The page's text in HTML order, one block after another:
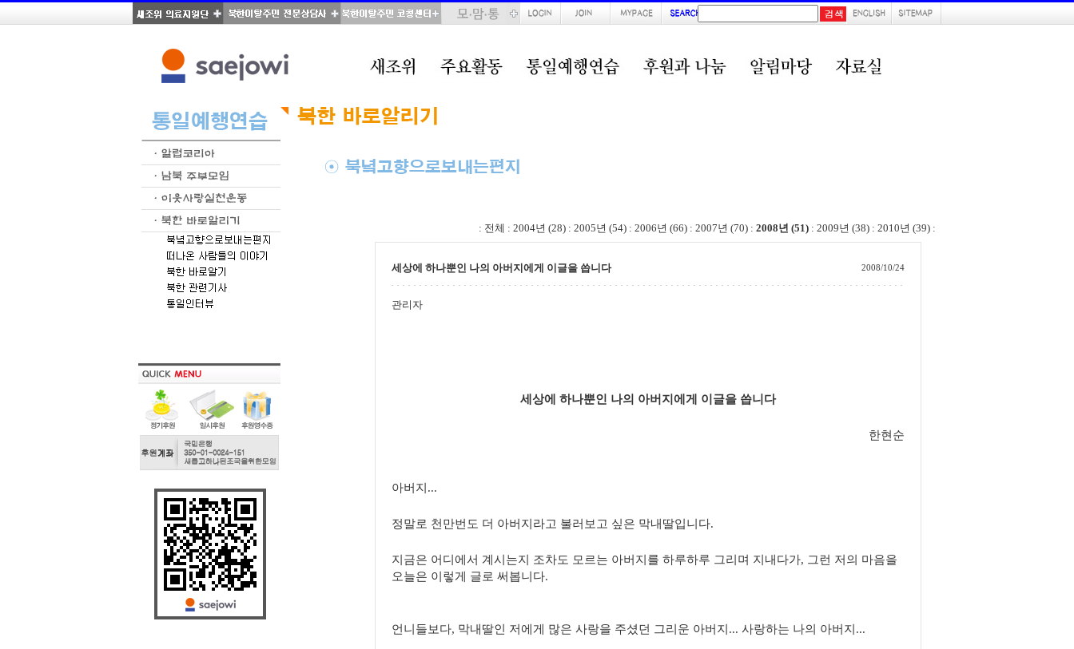
: 전체 : 2004년 (28) : 2005년 (54) : 2006년 (66) : 2007년 (70) : 2008년 (51) : 2009년 (38) : 2010년 (39) :
세상에 하나뿐인 나의 아버지에게 이글을 씁니다 2008/10/24
관리자
세상에 하나뿐인 나의 아버지에게 이글을 씁니다
한현순
아버지...
정말로 천만번도 더 아버지라고 불러보고 싶은 막내딸입니다.
지금은 어디에서 계시는지 조차도 모르는 아버지를 하루하루 그리며 지내다가, 그런 저의 마음을
오늘은 이렇게 글로 써봅니다.
언니들보다, 막내딸인 저에게 많은 사랑을 주셨던 그리운 아버지... 사랑하는 나의 아버지...